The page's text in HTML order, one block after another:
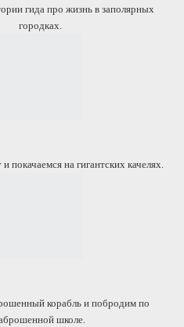
гида про жизнь в заполярных
городках.
покачаемся на гигантских качелях.
корабль и побродим по
школе.